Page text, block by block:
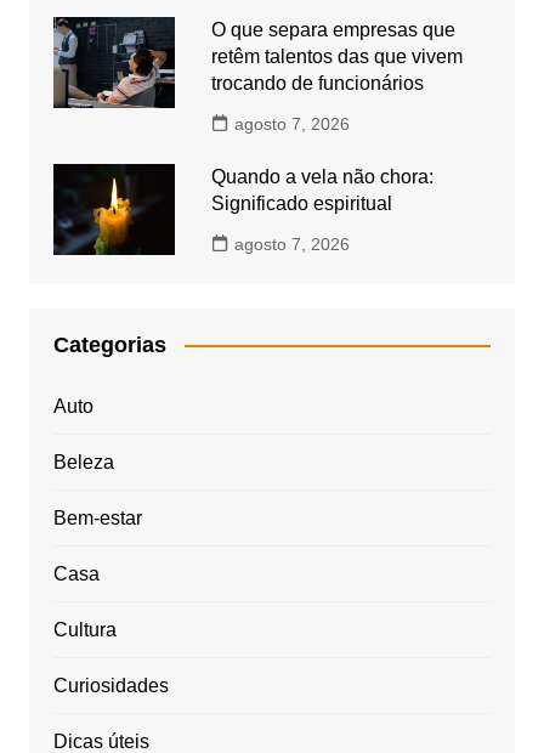
O que separa empresas que
retêm talentos das que vivem
trocando de funcionários
agosto 7, 2026
Quando a vela não chora:
Significado espiritual
agosto 7, 2026
Categorias
Auto
Beleza
Bem-estar
Casa
Cultura
Curiosidades
Dicas úteis